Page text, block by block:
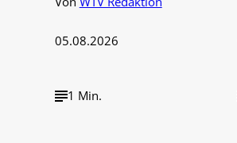
05.08.2026
1 Min.